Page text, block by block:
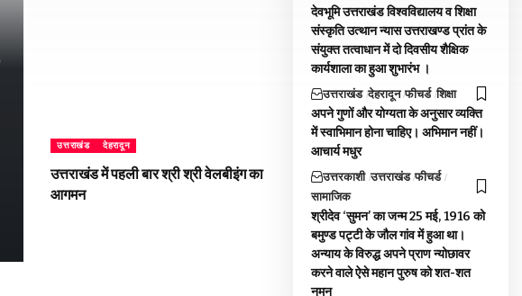
उत्तराखंड देहरादून
उत्तराखंड में पहली बार श्री श्री वेलबीइंग का
आगमन
देवभूमि उत्तराखंड विश्वविद्यालय व शिक्षा
संस्कृति उत्थान न्यास उत्तराखण्ड प्रांत के
संयुक्त तत्वाधान में दो दिवसीय शैक्षिक
कार्यशाला का हुआ शुभारंभ ।
उत्तराखंड देहरादून फीचर्ड शिक्षा
अपने गुणों और योग्यता के अनुसार व्यक्ति
में स्वाभिमान होना चाहिए। अभिमान नहीं।
आचार्य मधुर
उत्तरकाशी उत्तराखंड फीचर्ड
सामाजिक
श्रीदेव ‘सुमन’ का जन्म 25 मई, 1916 को
बमुण्ड पट्टी के जौल गांव में हुआ था।
अन्याय के विरुद्ध अपने प्राण न्योछावर
करने वाले ऐसे महान पुरुष को शत-शत
नमन